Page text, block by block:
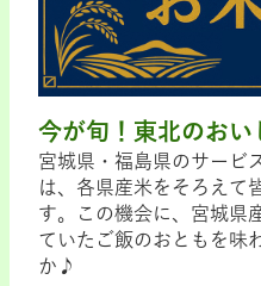
今が旬！東北のおい
宮城県・福島県のサービ
は、各県産米をそろえて
す。この機会に、宮城県
ていたご飯のおともを味
か♪